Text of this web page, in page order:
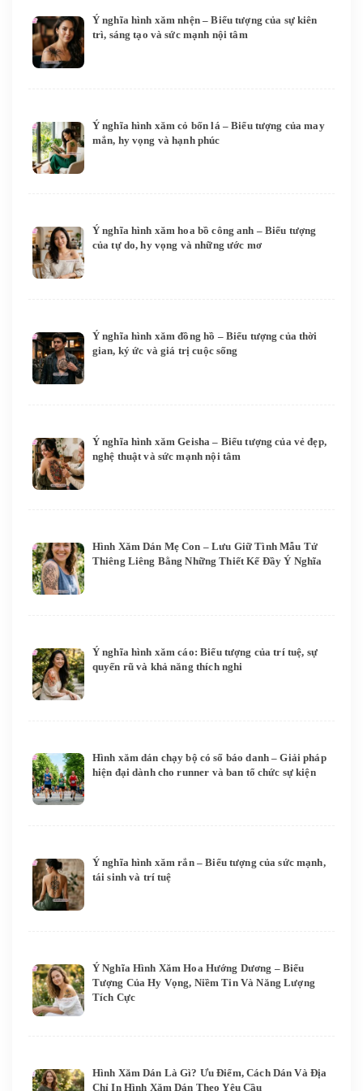
Ý nghĩa hình xăm nhện – Biểu tượng của sự kiên
trì, sáng tạo và sức mạnh nội tâm
Ý nghĩa hình xăm cỏ bốn lá – Biểu tượng của may
mắn, hy vọng và hạnh phúc
Ý nghĩa hình xăm hoa bồ công anh – Biểu tượng
của tự do, hy vọng và những ước mơ
Ý nghĩa hình xăm đồng hồ – Biểu tượng của thời
gian, ký ức và giá trị cuộc sống
Ý nghĩa hình xăm Geisha – Biểu tượng của vẻ đẹp,
nghệ thuật và sức mạnh nội tâm
Hình Xăm Dán Mẹ Con – Lưu Giữ Tình Mẫu Tử
Thiêng Liêng Bằng Những Thiết Kế Đầy Ý Nghĩa
Ý nghĩa hình xăm cáo: Biểu tượng của trí tuệ, sự
quyến rũ và khả năng thích nghi
Hình xăm dán chạy bộ có số báo danh – Giải pháp
hiện đại dành cho runner và ban tổ chức sự kiện
Ý nghĩa hình xăm rắn – Biểu tượng của sức mạnh,
tái sinh và trí tuệ
Ý Nghĩa Hình Xăm Hoa Hướng Dương – Biểu
Tượng Của Hy Vọng, Niềm Tin Và Năng Lượng
Tích Cực
Hình Xăm Dán Là Gì? Ưu Điểm, Cách Dán Và Địa
Chỉ In Hình Xăm Dán Theo Yêu Cầu